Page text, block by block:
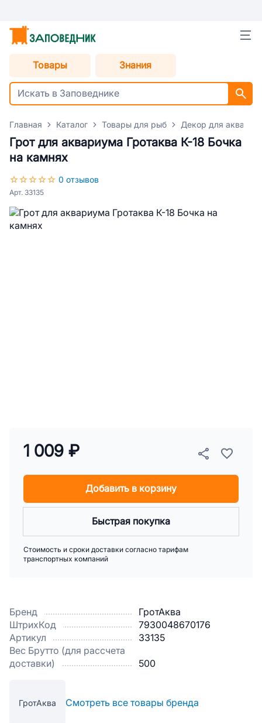
Товары Знания
Главная Каталог Товары для рыб Декор для
Грот для аквариума Гротаква К-18 Бочка
на камнях
0 отзывов
Арт. 33135
Бренд
ГротАква
ШтрихКод
7930048670176
Артикул
33135
Вес Брутто (для рассчета
доставки)
500
ГротАква Смотреть все товары бренда
1 009 ₽
Добавить в корзину
Быстрая покупка
Стоимость и сроки доставки согласно тарифам
транспортных компаний